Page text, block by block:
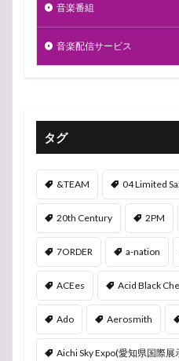
音楽番組
音楽配信サービス
タグ
&TEAM 04 Limited
20th Century 2PM
7ORDER a-nation
ACEes Acid Black
Ado Aerosmith
Aichi Sky Expo(愛知県国際展